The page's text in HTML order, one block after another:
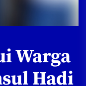
Warga
Hadi